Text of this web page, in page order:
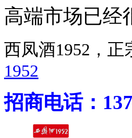
高端市场已经
西凤酒1952，
1952
招商电话：